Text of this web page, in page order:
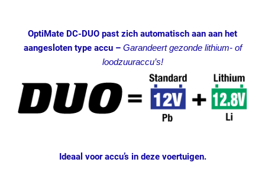
OptiMate DC-DUO past zich automatisch aan aan het
aangeslotentype accu – Garandeert gezonde lithium- of
loodzuuraccu’s!
Ideaal voor accu’s in deze voertuigen.